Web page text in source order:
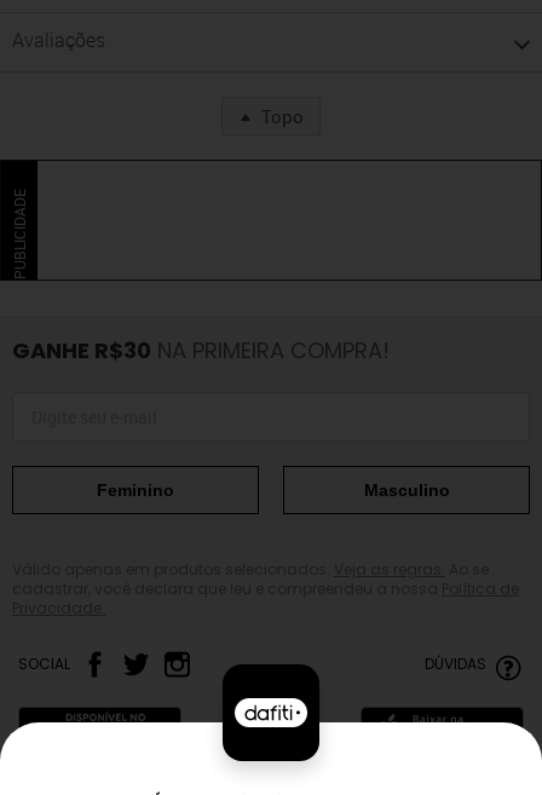
Avaliações
Topo
PUBLICIDADE
GANHE R$30 NA PRIMEIRA COMPRA!
Feminino Masculino
SOCIAL DÚVIDAS